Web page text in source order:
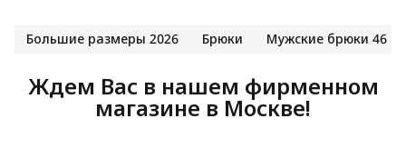
Большие размеры 2026 Брюки Мужские брюки 46
Ждем Вас в нашем фирменном
магазине в Москве!